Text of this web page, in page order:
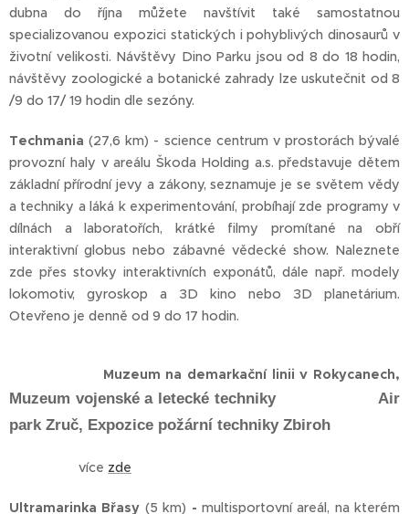
dubna do října můžete navštívit také samostatnou
specializovanou expozici statických i pohyblivých dinosaurů v
životní velikosti. Návštěvy Dino Parku jsou od 8 do 18 hodin,
návštěvy zoologické a botanické zahrady lze uskutečnit od 8
/9 do 17/ 19 hodin dle sezóny.
Techmania(27,6 km) - science centrum v prostorách bývalé
provozní haly v areálu Škoda Holding a.s. představuje dětem
základní přírodní jevy a zákony, seznamuje je se světem vědy
a techniky a láká k experimentování, probíhají zde programy v
dílnách a laboratořích, krátké filmy promítané na obří
interaktivní globus nebo zábavné vědecké show. Naleznete
zde přes stovky interaktivních exponátů, dále např. modely
lokomotiv, gyroskop a 3D kino nebo 3D planetárium.
Otevřeno je denně od 9 do 17 hodin.
Muzeum na demarkační linii v Rokycanech,
Muzeum vojenské a letecké techniky Air
park Zruč, Expozice požární techniky Zbiroh
více zde
Ultramarinka Břasy (5 km) - multisportovní areál, na kterém